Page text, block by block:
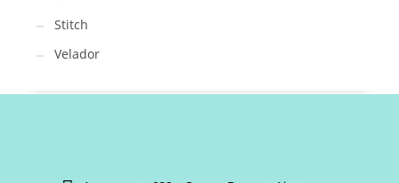
Stitch
Velador